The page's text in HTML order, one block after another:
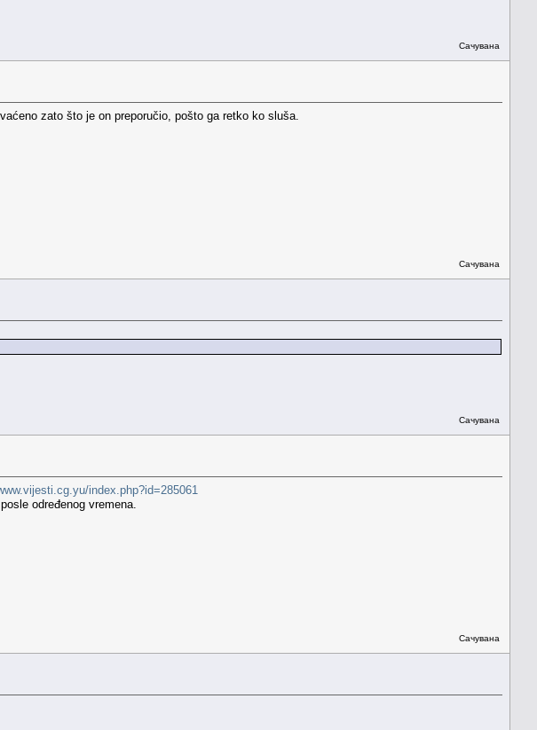
Сачувана
zato što je on preporučio, pošto ga retko ko sluša.
Сачувана
Сачувана
index.php?id=285061
određenog vremena.
Сачувана